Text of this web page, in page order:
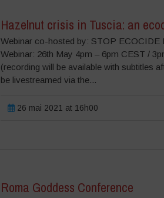
Hazelnut crisis in Tuscia: an
Webinar co-hosted by: STOP ECOCIDE
Webinar: 26th May 4pm – 6pm CEST /
(recording will be available with subtitles
be livestreamed via the...
26 mai 2021 at 16h00
Roma Goddess Conference